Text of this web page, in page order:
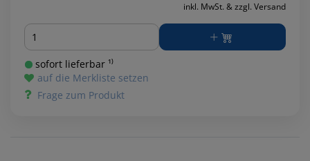
inkl. MwSt. & zzgl. Versand
Menge
sofort lieferbar ¹⁾
auf die Merkliste setzen
Frage zum Produkt